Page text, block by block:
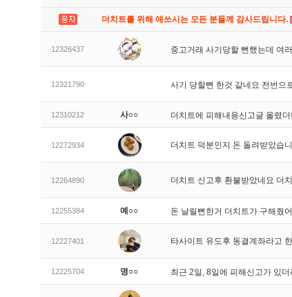
더치트를 위해 애쓰시는 모든 분들께 감사드립니다.
12326437 중고거래 사기당할 뻔했는데 여
12321790 사기 당할뻔 한것 같네요 전번으
12310212 사○○ 더치트에 피해내용신고글 올렸
12272934 더치트 덕분인지 돈 돌려받았습
12264890 더치트 신고후 환불받았네요 더
12255384 예○○ 돈 날릴뻔한거 더치트가 구해줬
12227401 타사이트 유도후 동결계좌라고
12225704 명○○ 최근 2일, 8일에 피해신고가 있